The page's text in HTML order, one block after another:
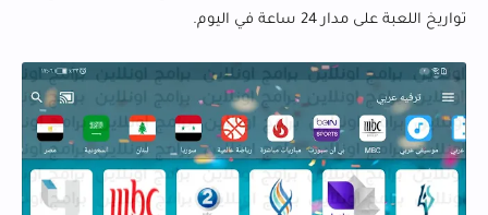
تواريخ اللعبة على مدار 24 ساعة في اليوم.